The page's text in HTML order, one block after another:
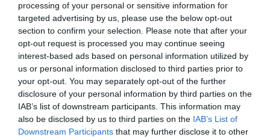
processing of your personal or sensitive information for
targeted advertising by us, please use the below opt-out
section to confirm your selection. Please note that after your
opt-out request is processed you may continue seeing
interest-based ads based on personal information utilized by
us or personal information disclosed to third parties prior to
your opt-out. You may separately opt-out of the further
disclosure of your personal information by third parties on the
IAB’s list of downstream participants. This information may
also be disclosed by us to third parties on the IAB’s List of
Downstream Participants that may further disclose it to other
MIÉRT ÉRDEMES EGYSZER AZ
ÉLETBEN LÁTNI?
Principe szigeteszámos festői homokos strandnak
és buja dzsungelnek ad otthont, de tökéletes hely a
legkülönfélébb tevékenységekhez – legyen szó
búvárkodásró, szörfözésről vagy akár a helyi
különleges állatvilág megfigyeléséről. A
Praia